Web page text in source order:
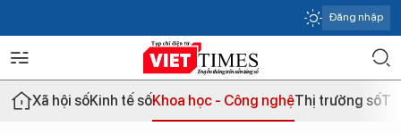
Đăng nhập
Xã hội sốKinh tế sốKhoa học - Công nghệThị trường số